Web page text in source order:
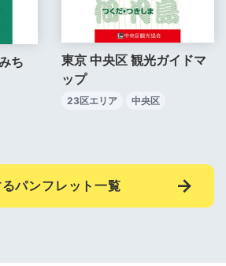
ち
東京 中央区 観光ガイドマ
ップ
23区エリア 中央区
パンフレット一覧